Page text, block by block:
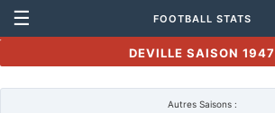
☰ FOOTBALL STATS
DEVILLE SAISON 1947
Autres Saisons :